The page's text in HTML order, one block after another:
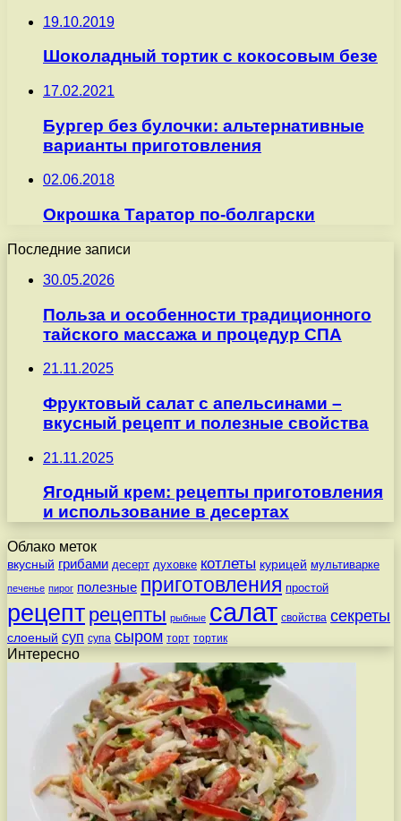
19.10.2019
Шоколадный тортик с кокосовым безе
17.02.2021
Бургер без булочки: альтернативные
варианты приготовления
02.06.2018
Окрошка Таратор по-болгарски
Последние записи
30.05.2026
Польза и особенности традиционного
тайского массажа и процедур СПА
21.11.2025
Фруктовый салат с апельсинами –
вкусный рецепт и полезные свойства
21.11.2025
Ягодный крем: рецепты приготовления
и использование в десертах
Облако меток
вкусный грибами десерт духовке котлеты курицей мультиварке
печенье пирог полезные приготовления простой
рецепт рецепты рыбные салат свойства секреты
слоеный суп супа сыром торт тортик
Интересно